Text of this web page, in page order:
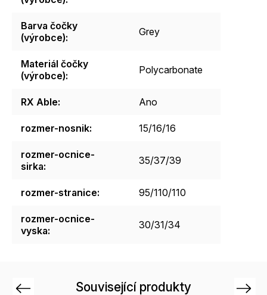
Barva čočky
(výrobce): Grey
Materiál čočky
(výrobce): Polycarbonate
RX Able: Ano
rozmer-nosnik: 15/16/16
rozmer-ocnice-
sirka: 35/37/39
rozmer-stranice: 95/110/110
rozmer-ocnice-
vyska: 30/31/34
Související produkty
Previous Next